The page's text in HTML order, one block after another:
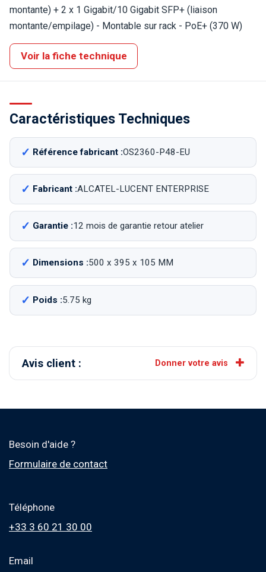
montante) + 2 x 1 Gigabit/10 Gigabit SFP+ (liaison
montante/empilage) - Montable sur rack - PoE+ (370 W)
Voir la fiche technique
Caractéristiques Techniques
Référence fabricant :OS2360-P48-EU
Fabricant :ALCATEL-LUCENT ENTERPRISE
Garantie :12 mois de garantie retour atelier
Dimensions :500 x 395 x 105 MM
Poids :5.75 kg
Avis client : Donner votre avis
Besoin d'aide ?
Formulaire de contact
Téléphone
+33 3 60 21 30 00
Email